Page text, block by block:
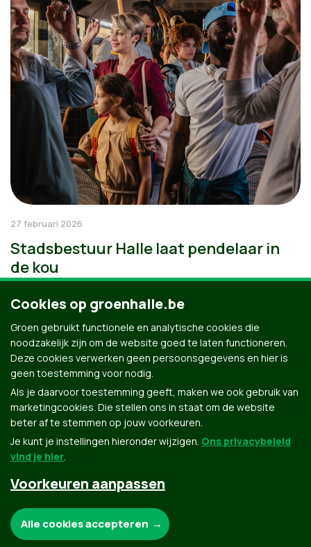
27 februari 2026
Stadsbestuur Halle laat pendelaar in
de kou
Groen.be
Contact Privacybeleid
Cookies op groenhalle.be
Groen gebruikt functionele en analytische cookies die
noodzakelijk zijn om de website goed te laten functioneren.
Deze cookies verwerken geen persoonsgegevens en hier is
geen toestemming voor nodig.
Als je daarvoor toestemming geeft, maken we ook gebruik van
marketingcookies. Die stellen ons in staat om de website
beter af te stemmen op jouw voorkeuren.
Je kunt je instellingen hieronder wijzigen. Ons privacybeleid
vind je hier.
Voorkeuren aanpassen
Alle cookies accepteren